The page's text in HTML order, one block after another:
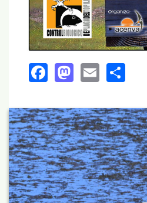
Facebook
Mastodon
Email